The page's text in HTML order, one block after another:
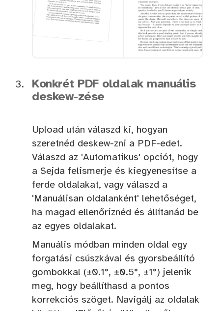
Konkrét PDF oldalak manuális
deskew-zése
Upload után válaszd ki, hogyan
szeretnéd deskew-zni a PDF-edet.
Válaszd az 'Automatikus' opciót, hogy
a Sejda felismerje és kiegyenesítse a
ferde oldalakat, vagy válaszd a
'Manuálisan oldalanként' lehetőséget,
ha magad ellenőriznéd és állítanád be
az egyes oldalakat.
Manuális módban minden oldal egy
forgatási csúszkával és gyorsbeállító
gombokkal (±0.1°, ±0.5°, ±1°) jelenik
meg, hogy beállíthasd a pontos
korrekciós szöget. Navigálj az oldalak